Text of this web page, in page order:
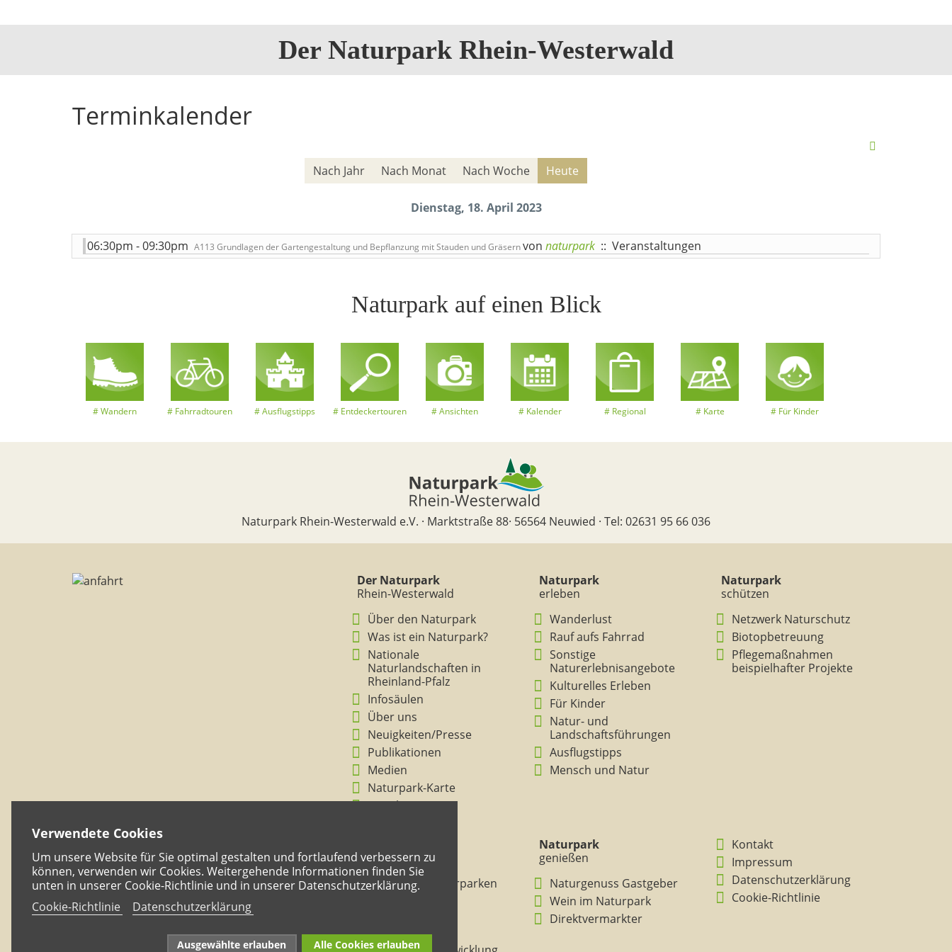
Verwendete Cookies
Um unsere Website für Sie optimal gestalten und fortlaufend verbessern zu
können, verwenden wir Cookies. Weitergehende Informationen finden Sie
unten in unserer Cookie-Richtlinie und in unserer Datenschutzerklärung.
Cookie-Richtlinie
Datenschutzerklärung
Ausgewählte erlauben Alle Cookies erlauben
Der Naturpark Rhein-Westerwald
Terminkalender
Nach Jahr Nach Monat Nach Woche Heute
Dienstag, 18. April 2023
06:30pm - 09:30pm A113 Grundlagen der Gartengestaltung und Bepflanzung mit Stauden und Gräsernvon naturpark :: Veranstaltungen
Naturpark auf einen Blick
Wandern Fahrradtouren Ausflugstipps Entdeckertouren Ansichten Kalender Regional Karte Für Kinder
Naturpark Rhein-Westerwald e.V. · Marktstraße 88· 56564 Neuwied · Tel: 02631 95 66 036
Der Naturpark
Rhein-Westerwald
Über den Naturpark
Was ist ein Naturpark?
Nationale
Naturlandschaften in
Rheinland-Pfalz
Infosäulen
Über uns
Neuigkeiten/Presse
Publikationen
Medien
Naturpark-Karte
Ansichten
Naturpark
erleben
Wanderlust
Rauf aufs Fahrrad
Sonstige
Naturerlebnisangebote
Kulturelles Erleben
Für Kinder
Natur- und
Landschaftsführungen
Ausflugstipps
Mensch und Natur
Naturpark
schützen
Netzwerk Naturschutz
Biotopbetreuung
Pflegemaßnahmen
beispielhafter Projekte
verstehen
BNE in den Naturparken
Rheinland-Pfalz
Mitmachheft
Naturpark
genießen
Naturgenuss Gastgeber
Wein im Naturpark
Direktvermarkter
Kontakt
Impressum
Datenschutzerklärung
Cookie-Richtlinie